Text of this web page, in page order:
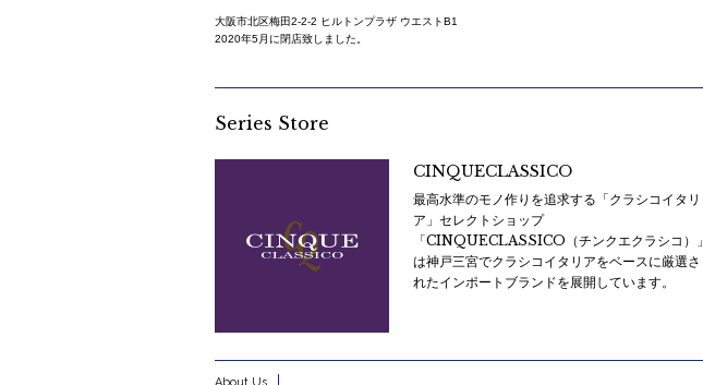
大阪市北区梅田2-2-2 ヒルトンプラザ ウエストB1
2020年5月に閉店致しました。
Series Store
CINQUECLASSICO
最高水準のモノ作りを追求する「クラシコイタリ
ア」セレクトショップ
「CINQUECLASSICO（チンクエクラシコ）」
は神戸三宮でクラシコイタリアをベースに厳選さ
れたインポートブランドを展開しています。